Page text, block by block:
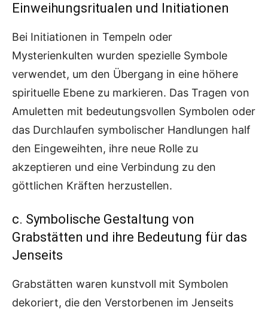
Einweihungsritualen und Initiationen
Bei Initiationen in Tempeln oder
Mysterienkulten wurden spezielle Symbole
verwendet, um den Übergang in eine höhere
spirituelle Ebene zu markieren. Das Tragen von
Amuletten mit bedeutungsvollen Symbolen oder
das Durchlaufen symbolischer Handlungen half
den Eingeweihten, ihre neue Rolle zu
akzeptieren und eine Verbindung zu den
göttlichen Kräften herzustellen.
c. Symbolische Gestaltung von
Grabstätten und ihre Bedeutung für das
Jenseits
Grabstätten waren kunstvoll mit Symbolen
dekoriert, die den Verstorbenen im Jenseits